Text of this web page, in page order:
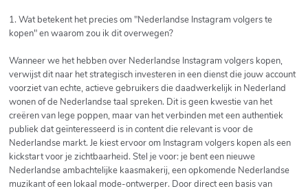
1. Wat betekent het precies om "Nederlandse Instagram volgers te
kopen" en waarom zou ik dit overwegen?
Wanneer we het hebben over Nederlandse Instagram volgers kopen,
verwijst dit naar het strategisch investeren in een dienst die jouw account
voorziet van echte, actieve gebruikers die daadwerkelijk in Nederland
wonen of de Nederlandse taal spreken. Dit is geen kwestie van het
creëren van lege poppen, maar van het verbinden met een authentiek
publiek dat geïnteresseerd is in content die relevant is voor de
Nederlandse markt. Je kiest ervoor om Instagram volgers kopen als een
kickstart voor je zichtbaarheid. Stel je voor: je bent een nieuwe
Nederlandse ambachtelijke kaasmakerij, een opkomende Nederlandse
muzikant of een lokaal mode-ontwerper. Door direct een basis van